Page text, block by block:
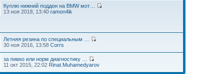
Куплю нижний поддон на BMW мот…
13 ноя 2018, 13:40 ramon4ik
Летняя резина по специальным …
30 ноя 2016, 13:58 Corrs
за пивко или норм диагностику …
11 окт 2015, 22:02 Rinat.Muhamedyarov